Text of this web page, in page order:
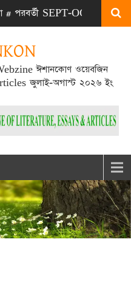
SEPT-OCT 2026
ঈশানকোণ ওয়েবজিন
জুলাই-অগাস্ট ২০২৬ ইং